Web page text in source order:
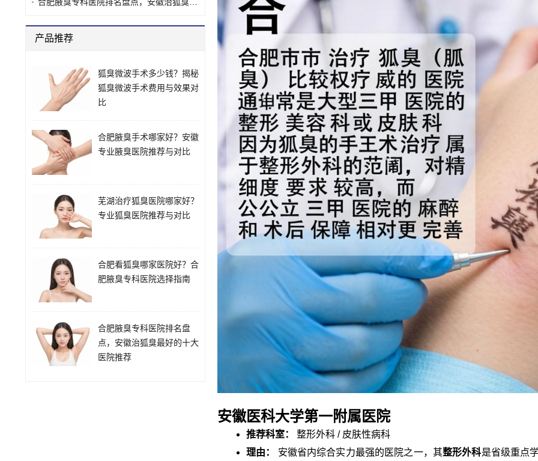
产品推荐
狐臭微波手术多少钱？揭秘
狐臭微波手术费用与效果对
比
合肥腋臭手术哪家好？安徽
专业腋臭医院推荐与对比
芜湖治疗狐臭医院哪家好？
专业狐臭医院推荐与对比
合肥看狐臭哪家医院好？合
肥腋臭专科医院选择指南
合肥腋臭专科医院排名盘
点，安徽治狐臭最好的十大
医院推荐
安徽医科大学第一附属医院
推荐科室：
整形外科 / 皮肤性病科
理由：
安徽省内综合实力最强的医院之一，其整形外科是省级重点